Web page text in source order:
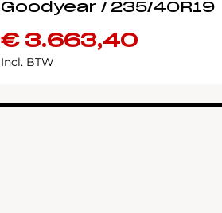
Goodyear / 235/40R19
€3.663,40
Incl. BTW